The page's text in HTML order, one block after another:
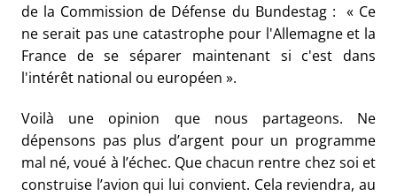
de la Commission de Défense du Bundestag : « Ce
ne serait pas une catastrophe pour l'Allemagne et la
France de se séparer maintenant si c'est dans
l'intérêt national ou européen ».
Voilà une opinion que nous partageons. Ne
dépensons pas plus d’argent pour un programme
mal né, voué à l’échec. Que chacun rentre chez soi et
construise l’avion qui lui convient. Cela reviendra, au